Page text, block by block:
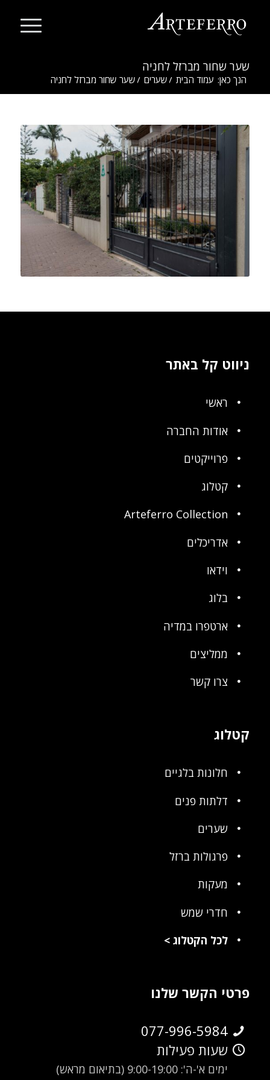
שער שחור מברזל לחניה
הנך כאן: עמוד הבית / שערים / שער שחור מברזל לחניה
ניווט קל באתר
ראשי
אודות החברה
פרוייקטים
קטלוג
Arteferro Collection
אדריכלים
וידאו
בלוג
ארטפרו במדיה
ממליצים
צרו קשר
קטלוג
חלונות בלגיים
דלתות פנים
שערים
פרגולות ברזל
מעקות
חדרי שמש
לכל הקטלוג>
פרטי הקשר שלנו
077-996-5984
שעות פעילות
ימים א'-ה': 9:00-19:00 (בתיאום מראש)